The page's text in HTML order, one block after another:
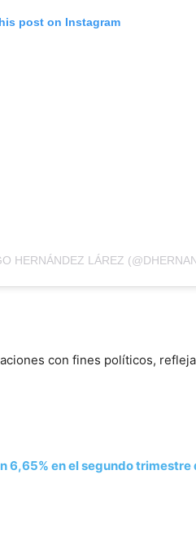
post on Instagram
HERNÁNDEZ LÁREZ
con fines políticos,
6,65% en el segundo trimestre